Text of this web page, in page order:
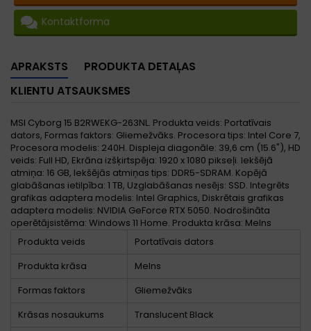
Kontaktforma
APRAKSTS
PRODUKTA DETAĻAS
KLIENTU ATSAUKSMES
MSI Cyborg 15 B2RWEKG-263NL. Produkta veids: Portatīvais
dators, Formas faktors: Gliemežvāks. Procesora tips: Intel Core 7,
Procesora modelis: 240H. Displeja diagonāle: 39,6 cm (15.6"), HD
veids: Full HD, Ekrāna izšķirtspēja: 1920 x 1080 pikseļi. Iekšējā
atmiņa: 16 GB, Iekšējās atmiņas tips: DDR5-SDRAM. Kopējā
glabāšanas ietilpība: 1 TB, Uzglabāšanas nesējs: SSD. Integrēts
grafikas adaptera modelis: Intel Graphics, Diskrētais grafikas
adaptera modelis: NVIDIA GeForce RTX 5050. Nodrošināta
operētājsistēma: Windows 11 Home. Produkta krāsa: Melns
Produkta veids
Portatīvais dators
Produkta krāsa
Melns
Formas faktors
Gliemežvāks
Krāsas nosaukums
Translucent Black